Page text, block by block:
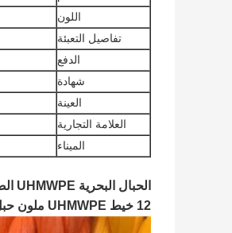
اللون
تفاصيل التعبئة
الدفع
شهادة
العينة
العلامة التجارية
الميناء
الحبال البحرية UHMWPE الصورة
12 خيط UHMWPE ملون حبل مجوف ملفوف لسحب 32 ملم